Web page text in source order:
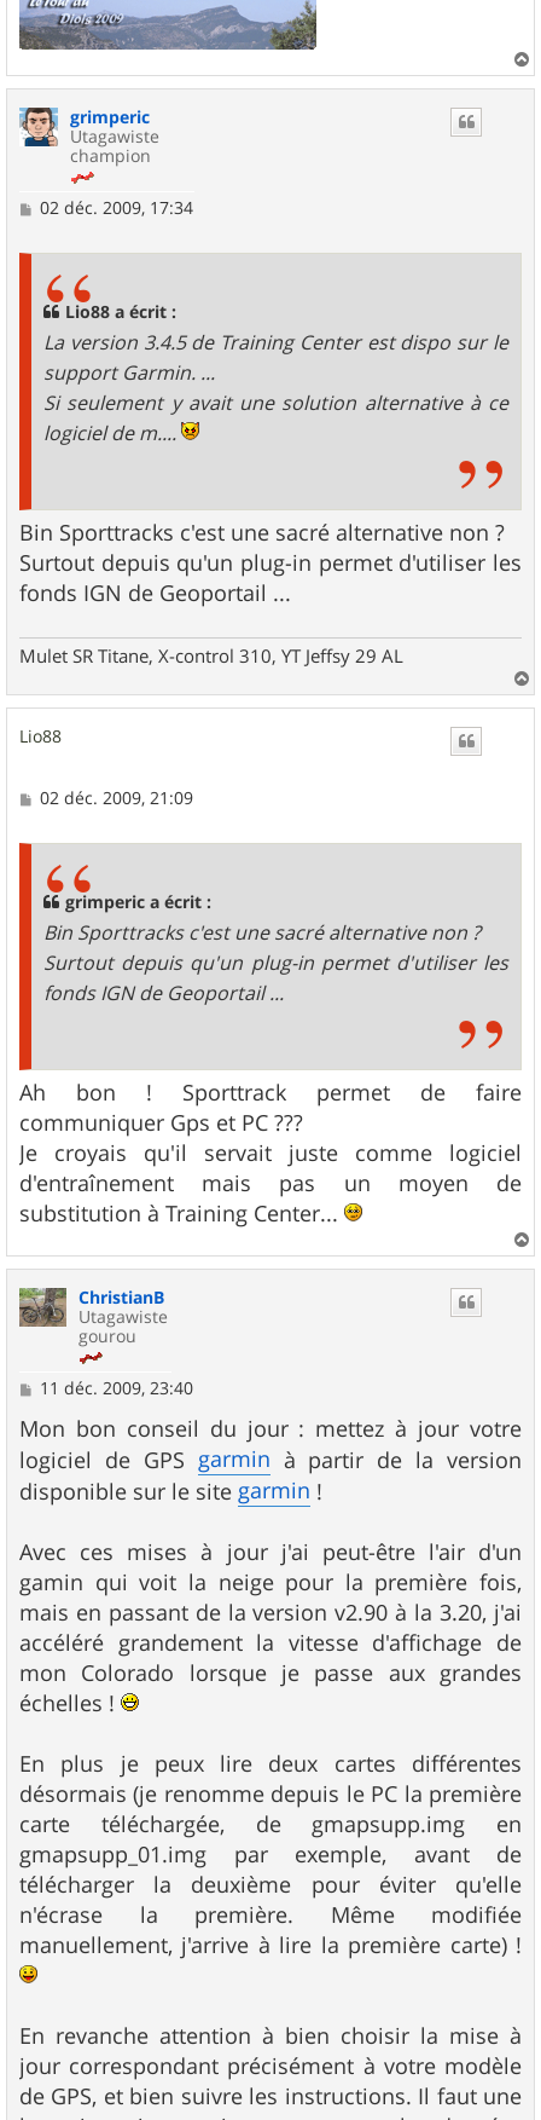
a
grimperic
Utagawiste
champion
M
02 déc. 2009, 17:34
Lio88 a écrit :
La version 3.4.5 de Training Center est dispo sur le
support Garmin. ...
Si seulement y avait une solution alternative à ce
logiciel de m....
Bin Sporttracks c'est une sacré alternative non ?
Surtout depuis qu'un plug-in permet d'utiliser les
fonds IGN de Geoportail ...
Mulet SR Titane, X-control 310, YT Jeffsy 29 AL
a
u
Lio88
M
02 déc. 2009, 21:09
grimperic a écrit :
Bin Sporttracks c'est une sacré alternative non ?
Surtout depuis qu'un plug-in permet d'utiliser les
fonds IGN de Geoportail ...
Ah bon ! Sporttrack permet de faire
communiquer Gps et PC ???
Je croyais qu'il servait juste comme logiciel
d'entraînement mais pas un moyen de
substitution à Training Center...
a
ChristianB
Utagawiste
gourou
M
s
s
a
g
e
11 déc. 2009, 23:40
Mon bon conseil du jour : mettez à jour votre
logiciel de GPS garmin à partir de la version
disponible sur le site garmin !
Avec ces mises à jour j'ai peut-être l'air d'un
gamin qui voit la neige pour la première fois,
mais en passant de la version v2.90 à la 3.20, j'ai
accéléré grandement la vitesse d'affichage de
mon Colorado lorsque je passe aux grandes
échelles !
En plus je peux lire deux cartes différentes
désormais (je renomme depuis le PC la première
carte téléchargée, de gmapsupp.img en
gmapsupp_01.img par exemple, avant de
télécharger la deuxième pour éviter qu'elle
n'écrase la première. Même modifiée
manuellement, j'arrive à lire la première carte) !
En revanche attention à bien choisir la mise à
jour correspondant précisément à votre modèle
de GPS, et bien suivre les instructions. Il faut une